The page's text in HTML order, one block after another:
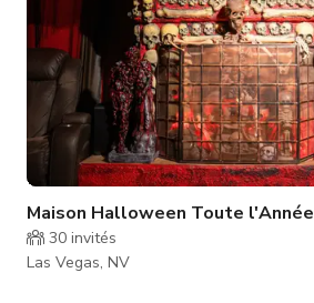
Maison Halloween Toute l'Année
30 invités
Las Vegas, NV